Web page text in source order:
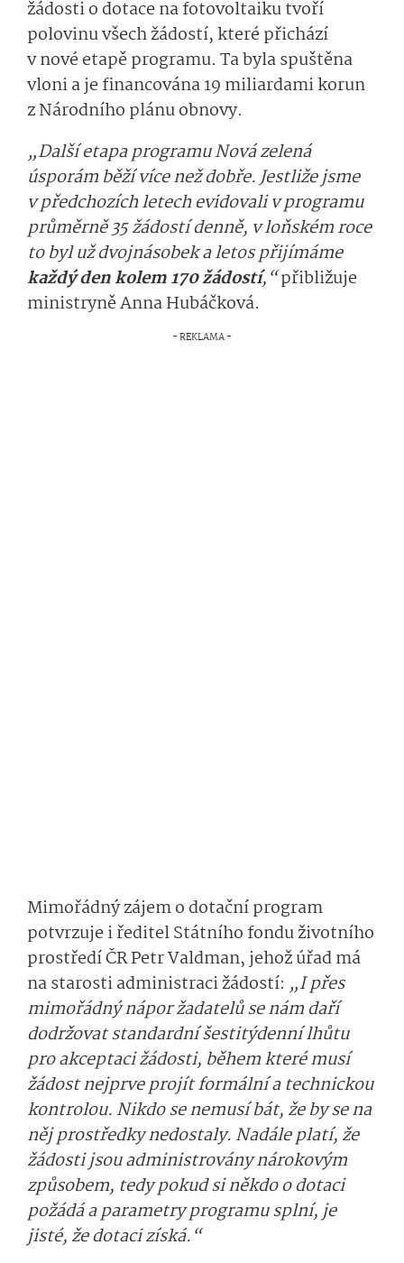
žádosti o dotace na fotovoltaiku tvoří
polovinu všech žádostí, které přichází
v nové etapě programu. Ta byla spuštěna
vloni a je financována 19 miliardami korun
z Národního plánu obnovy.
„Další etapa programu Nová zelená
úsporám běží více než dobře. Jestliže jsme
v předchozích letech evidovali v programu
průměrně 35 žádostí denně, v loňském roce
to byl už dvojnásobek a letos přijímáme
každý den kolem 170 žádostí,“přibližuje
ministryně Anna Hubáčková.
Mimořádný zájem o dotační program
potvrzuje i ředitel Státního fondu životního
prostředí ČR Petr Valdman, jehož úřad má
na starosti administraci žádostí: „I přes
mimořádný nápor žadatelů se nám daří
dodržovat standardní šestitýdenní lhůtu
pro akceptaci žádosti, během které musí
žádost nejprve projít formální a technickou
kontrolou. Nikdo se nemusí bát, že by se na
něj prostředky nedostaly. Nadále platí, že
žádosti jsou administrovány nárokovým
způsobem, tedy pokud si někdo o dotaci
požádá a parametry programu splní, je
jisté, že dotaci získá.“